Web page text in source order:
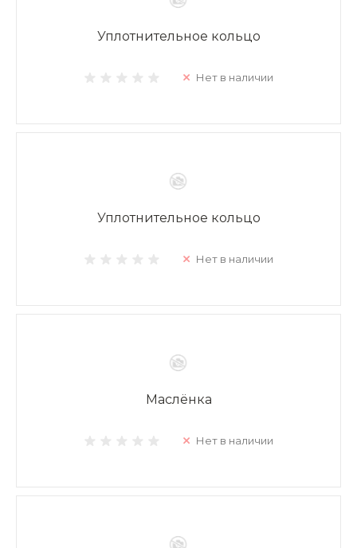
Уплотнительное кольцо
Нет в наличии
Уплотнительное кольцо
Нет в наличии
Маслёнка
Нет в наличии